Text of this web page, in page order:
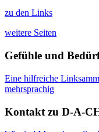
zu den Links
weitere Seiten
Gefühle und
Eine hilfreiche
mehrsprachig
Kontakt zu D-A-